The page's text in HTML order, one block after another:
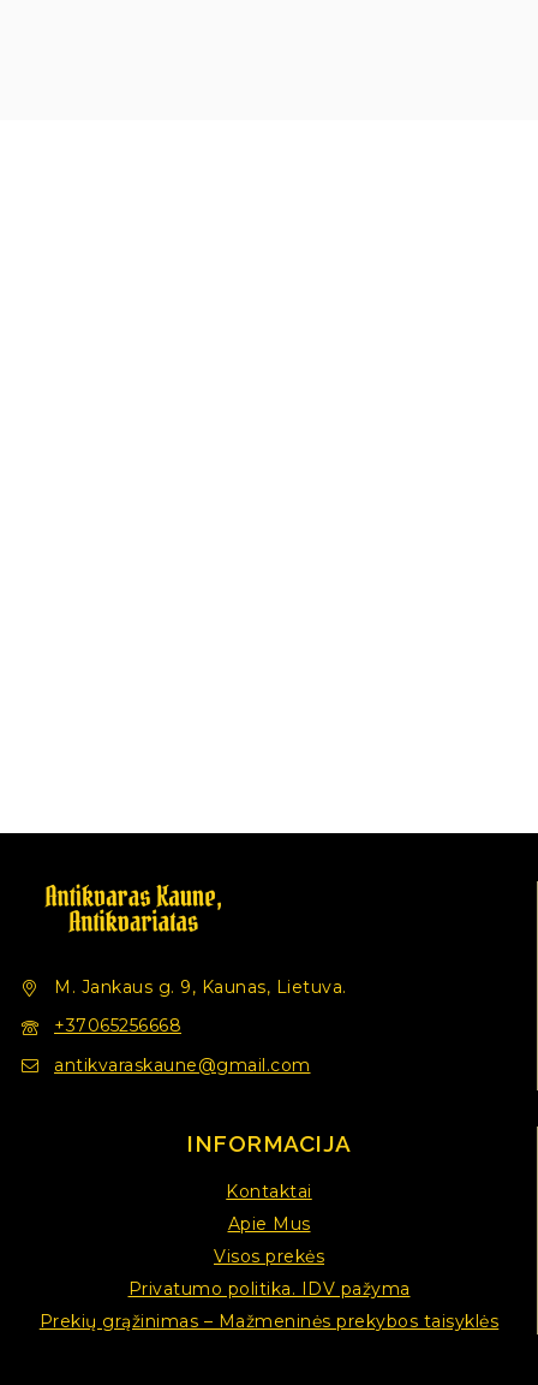
M. Jankaus g. 9, Kaunas, Lietuva.
+37065256668
antikvaraskaune@gmail.com
INFORMACIJA
Kontaktai
Apie Mus
Visos prekės
Privatumo politika. IDV pažyma
Prekių grąžinimas – Mažmeninės prekybos taisyklės